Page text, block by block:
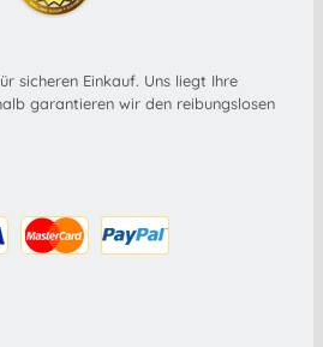
sicheren Einkauf. Uns liegt Ihre
garantieren wir den reibungslosen